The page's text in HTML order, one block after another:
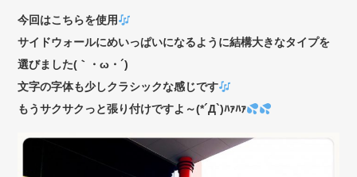
今回はこちらを使用
サイドウォールにめいっぱいになるように結構大きなタイプを
選びました(｀・ω・´)ゞ
文字の字体も少しクラシックな感じです
もうサクサクっと張り付けですよ～(*´Д`)ﾊｧﾊｧ